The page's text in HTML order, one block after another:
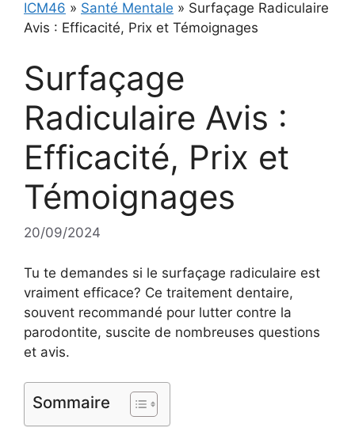
ICM46 » Santé Mentale » Surfaçage Radiculaire
Avis : Efficacité, Prix et Témoignages
Surfaçage
Radiculaire Avis :
Efficacité, Prix et
Témoignages
20/09/2024
Tu te demandes si le surfaçage radiculaire est
vraiment efficace? Ce traitement dentaire,
souvent recommandé pour lutter contre la
parodontite, suscite de nombreuses questions
et avis.
Sommaire